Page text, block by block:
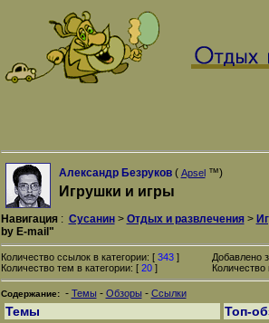
Александр Безруков( Apsel™)
Игрушки и игры
Навигация: Сусанин> Отдых и развлечения>
by E-mail"
Количество ссылок в категории: [ 343]
Количество тем в категории: [ 20]
Добавлено
Содержание: - Темы - Обзоры - Ссылки
Темы
Топ-